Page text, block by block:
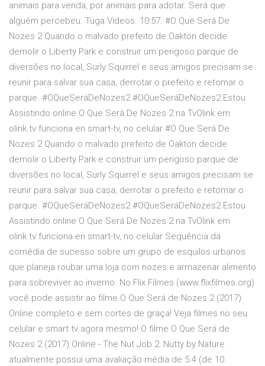
animais para venda, por animais para adotar. Será que
alguém percebeu. Tuga Videos. 10:57. #O Que Será De
Nozes 2 Quando o malvado prefeito de Oakton decide
demolir o Liberty Park e construir um perigoso parque de
diversões no local, Surly Squirrel e seus amigos precisam se
reunir para salvar sua casa, derrotar o prefeito e retomar o
parque. #OQueSeráDeNozes2 #OQueSeráDeNozes2 Estou
Assistindo online O Que Será De Nozes 2 na TvOlink em
olink.tv funciona en smart-tv, no celular #O Que Será De
Nozes 2 Quando o malvado prefeito de Oakton decide
demolir o Liberty Park e construir um perigoso parque de
diversões no local, Surly Squirrel e seus amigos precisam se
reunir para salvar sua casa, derrotar o prefeito e retomar o
parque. #OQueSeráDeNozes2 #OQueSeráDeNozes2 Estou
Assistindo online O Que Será De Nozes 2 na TvOlink em
olink.tv funciona en smart-tv, no celular Sequência da
comédia de sucesso sobre um grupo de esquilos urbanos
que planeja roubar uma loja com nozes e armazenar alimento
para sobreviver ao inverno. No Flix Filmes (www.flixfilmes.org)
você pode assistir ao filme O Que Será de Nozes 2 (2017)
Online completo e sem cortes de graça! Veja filmes no seu
celular e smart tv agora mesmo! O filme O Que Será de
Nozes 2 (2017) Online - The Nut Job 2: Nutty by Nature
atualmente possui uma avaliação média de 5.4 (de 10